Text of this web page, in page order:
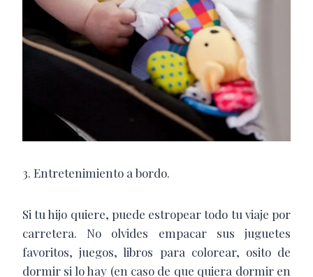
3. Entretenimiento a bordo.
Si tu hijo quiere, puede estropear todo tu viaje por
carretera. No olvides empacar sus juguetes
favoritos, juegos, libros para colorear, osito de
dormir si lo hay (en caso de que quiera dormir en